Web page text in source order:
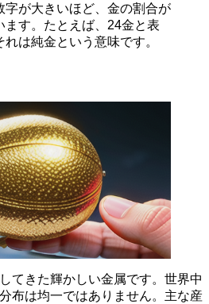
字が大きいほど、金の割合が
ます。たとえば、24金と表
は純金という意味です。
てきた輝かしい金属です。世界中
布は均一ではありません。 主な産